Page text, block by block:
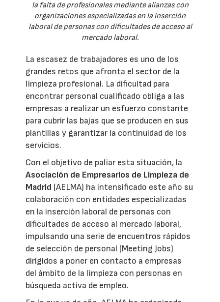
la falta de profesionales mediante alianzas con
organizaciones especializadas en la inserción
laboral de personas con dificultades de acceso al
mercado laboral.
La escasez de trabajadores es uno de los
grandes retos que afronta el sector de la
limpieza profesional. La dificultad para
encontrar personal cualificado obliga a las
empresas a realizar un esfuerzo constante
para cubrir las bajas que se producen en sus
plantillas y garantizar la continuidad de los
servicios.
Con el objetivo de paliar esta situación, la
Asociación de Empresarios de Limpieza de
Madrid (AELMA) ha intensificado este año su
colaboración con entidades especializadas
en la inserción laboral de personas con
dificultades de acceso al mercado laboral,
impulsando una serie de encuentros rápidos
de selección de personal (Meeting Jobs)
dirigidos a poner en contacto a empresas
del ámbito de la limpieza con personas en
búsqueda activa de empleo.